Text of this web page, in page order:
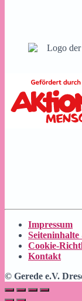
Impressum
Cookie-
Kontakt
© Gerede e.V.